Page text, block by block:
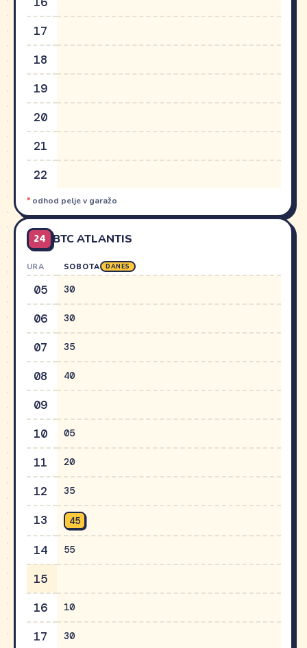
17
18
19
20
21
22
*odhod pelje v garažo
24 BTC ATLANTIS
URA SOBOTA DANES
05 30
06 30
07 35
08 40
09
10
05
11 20
12 35
13 45
14 55
15
16
10
17 30